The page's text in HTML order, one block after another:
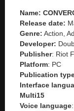
Name:
Release date:
Genre: Action,
Developer:
Publisher: Riot
Platform: PC
Publication
Interface
Multi15
Voice language